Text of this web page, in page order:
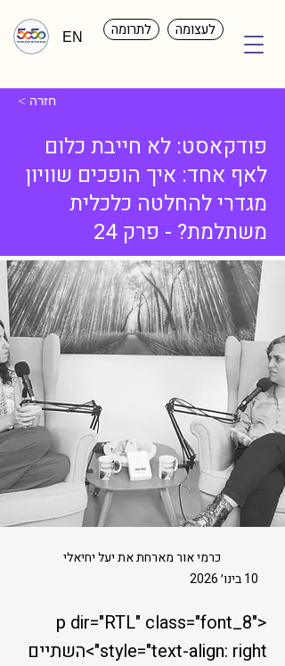
EN לתרומה לעצומה
< חזרה
פודקאסט: לא חייבת כלום
לאף אחד: איך הופכים שוויון
מגדרי להחלטה כלכלית
משתלמת? - פרק 24
כרמי אור מארחת את יעל יחיאלי
10 בינו׳ 2026
<p dir="RTL" class="font_8"
style="text-align: right">השתיים